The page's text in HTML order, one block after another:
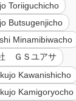
Toriiguchicho
Butsugenjicho
Minamibiwacho
ＧＳユアサ
Kawanishicho
Kamigoryocho